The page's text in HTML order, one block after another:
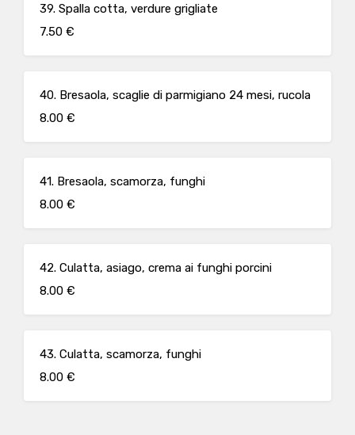
39. Spalla cotta, verdure grigliate
7.50 €
40. Bresaola, scaglie di parmigiano 24 mesi, rucola
8.00 €
41. Bresaola, scamorza, funghi
8.00 €
42. Culatta, asiago, crema ai funghi porcini
8.00 €
43. Culatta, scamorza, funghi
8.00 €